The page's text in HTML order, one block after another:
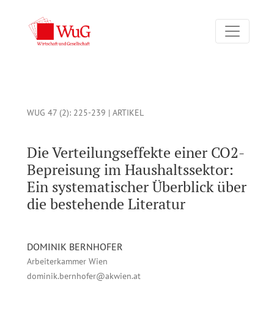
WUG 47 (2): 225-239 | ARTIKEL
Die Verteilungseffekte einer CO2-
Bepreisung im Haushaltssektor:
Ein systematischer Überblick über
die bestehende Literatur
DOMINIK BERNHOFER
Arbeiterkammer Wien
dominik.bernhofer@akwien.at